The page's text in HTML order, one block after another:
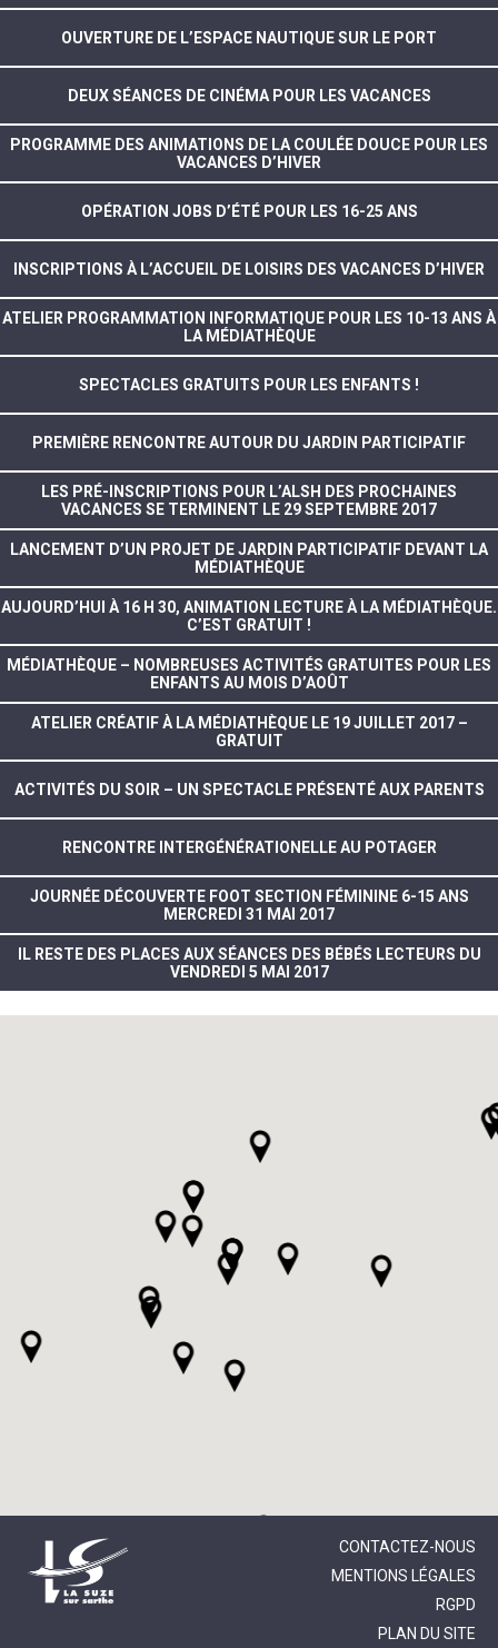
OUVERTURE DE L’ESPACE NAUTIQUE SUR LE PORT
DEUX SÉANCES DE CINÉMA POUR LES VACANCES
PROGRAMME DES ANIMATIONS DE LA COULÉE DOUCE POUR LES
VACANCES D’HIVER
OPÉRATION JOBS D’ÉTÉ POUR LES 16-25 ANS
INSCRIPTIONS À L’ACCUEIL DE LOISIRS DES VACANCES D’HIVER
ATELIER PROGRAMMATION INFORMATIQUE POUR LES 10-13 ANS À
LA MÉDIATHÈQUE
SPECTACLES GRATUITS POUR LES ENFANTS !
PREMIÈRE RENCONTRE AUTOUR DU JARDIN PARTICIPATIF
LES PRÉ-INSCRIPTIONS POUR L’ALSH DES PROCHAINES
VACANCES SE TERMINENT LE 29 SEPTEMBRE 2017
LANCEMENT D’UN PROJET DE JARDIN PARTICIPATIF DEVANT LA
MÉDIATHÈQUE
AUJOURD’HUI À 16 H 30, ANIMATION LECTURE À LA MÉDIATHÈQUE.
C’EST GRATUIT !
MÉDIATHÈQUE – NOMBREUSES ACTIVITÉS GRATUITES POUR LES
ENFANTS AU MOIS D’AOÛT
ATELIER CRÉATIF À LA MÉDIATHÈQUE LE 19 JUILLET 2017 –
GRATUIT
ACTIVITÉS DU SOIR – UN SPECTACLE PRÉSENTÉ AUX PARENTS
RENCONTRE INTERGÉNÉRATIONELLE AU POTAGER
JOURNÉE DÉCOUVERTE FOOT SECTION FÉMININE 6-15 ANS
MERCREDI 31 MAI 2017
IL RESTE DES PLACES AUX SÉANCES DES BÉBÉS LECTEURS DU
VENDREDI 5 MAI 2017
CONTACTEZ-NOUS
MENTIONS LÉGALES
RGPD
PLAN DU SITE